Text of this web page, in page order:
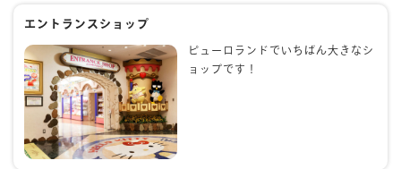
エントランスショップ
ピューロランドでいちばん大きなシ
ョップです！